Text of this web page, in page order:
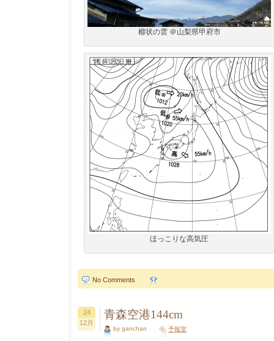
櫛状の雲 ＠山梨県甲府市
ほっこりな高気圧
No Comments
24
12月
青森空港144cm
by ganchan 予報室